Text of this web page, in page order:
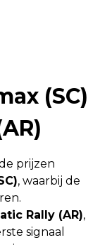
(SC)
prijzen
, waarbij de
Rally (AR),
signaal